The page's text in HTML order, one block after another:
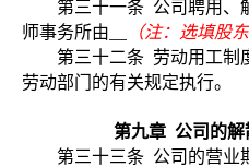
第三十一条 公司聘用、
师事务所由
（注：选填股
第三十二条 劳动用工制
劳动部门的有关规定执行。
第九章 公司的解
第三十三条 公司的营业